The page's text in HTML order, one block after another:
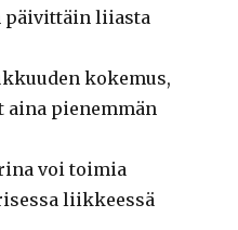
päivittäin liiasta
kokemus,
aina pienemmän
voi toimia
liikkeessä